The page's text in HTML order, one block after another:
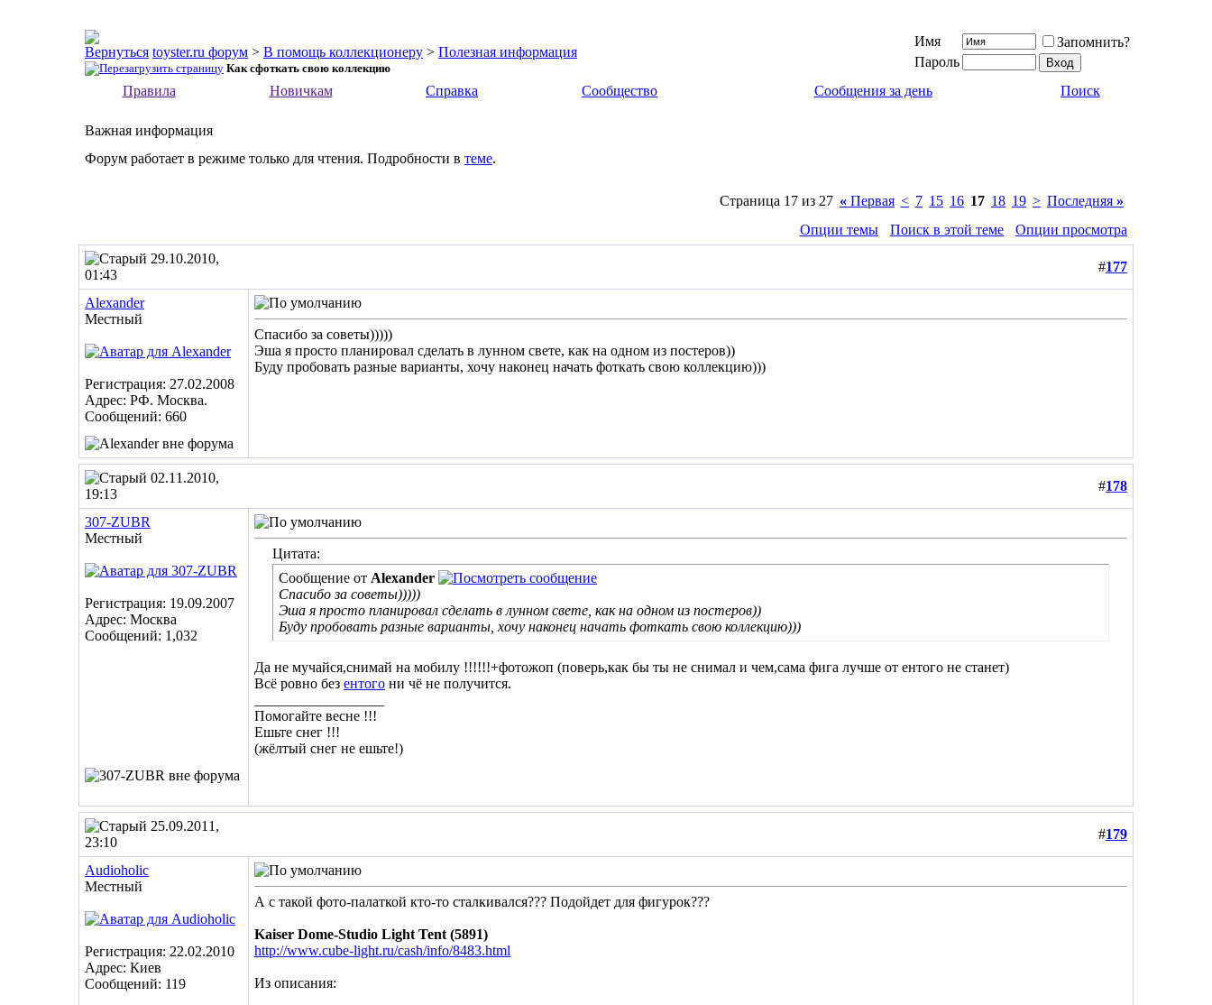
toyster.ru форум > В помощь коллекционеру > Полезная информация
Как сфоткать свою коллекцию
Имя
Запомнить?
Пароль
Правила
Новичкам Справка Сообщество Сообщения за день Поиск
Важная информация
Форум работает в режиме только для чтения. Подробности в теме.
Страница 17 из 27 « Первая < 7 15 16 17 18 19 > Последняя »
Опции темы
Поиск в этой теме
Опции просмотра
29.10.2010,
01:43
#177
Alexander
Местный
Регистрация: 27.02.2008
Адрес: РФ. Москва.
Сообщений: 660
Спасибо за советы)))))
Эша я просто планировал сделать в лунном свете, как на одном из постеров))
Буду пробовать разные варианты, хочу наконец начать фоткать свою коллекцию)))
02.11.2010,
19:13
#178
307-ZUBR
Местный
Регистрация: 19.09.2007
Адрес: Москва
Сообщений: 1,032
Цитата:
Сообщение от Alexander
Спасибо за советы)))))
Эша я просто планировал сделать в лунном свете, как на одном из постеров))
Буду пробовать разные варианты, хочу наконец начать фоткать свою коллекцию)))
Да не мучайся,снимай на мобилу !!!!!!+фотожоп (поверь,как бы ты не снимал и чем,сама фига лучше от ентого не станет)
Всё ровно без ентого ни чё не получится.
Помогайте весне !!!
Ешьте снег !!!
(жёлтый снег не ешьте!)
25.09.2011,
23:10
#179
Audioholic
Местный
Регистрация: 22.02.2010
Адрес: Киев
Сообщений: 119
А с такой фото-палаткой кто-то сталкивался??? Подойдет для фигурок???
Kaiser Dome-Studio Light Tent (5891)
http://www.cube-light.ru/cash/info/8483.html
Из описания: